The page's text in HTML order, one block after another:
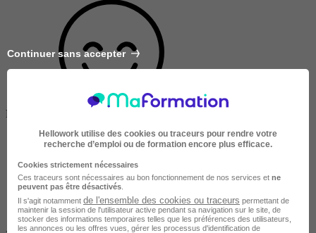
Salarié en poste /
Entreprise
Continuer sans accepter
Hellowork utilise des cookies ou traceurs pour rendre votre
recherche d’emploi ou de formation encore plus efficace.
Cookies strictement nécessaires
Ces traceurs sont nécessaires au bon fonctionnement de nos services et ne
peuvent pas être désactivés
Il s'agit notamment de l'ensemble des cookies ou traceurs permettant de
maintenir la session de l'utilisateur active pendant sa navigation sur le site, de
stocker des informations temporaires telles que les préférences des utilisateurs,
les annonces ou les offres vues, gérer les processus d'identification de